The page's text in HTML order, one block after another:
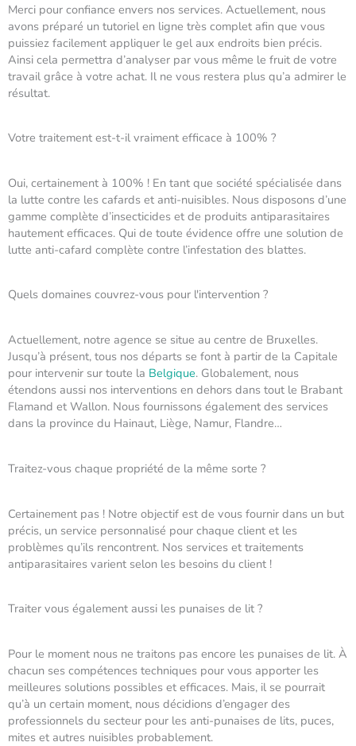
Merci pour confiance envers nos services. Actuellement, nous
avons préparé un tutoriel en ligne très complet afin que vous
puissiez facilement appliquer le gel aux endroits bien précis.
Ainsi cela permettra d’analyser par vous même le fruit de votre
travail grâce à votre achat. Il ne vous restera plus qu’a admirer le
résultat.
Votre traitement est-t-il vraiment efficace à 100% ?
Oui, certainement à 100% ! En tant que société spécialisée dans
la lutte contre les cafards et anti-nuisibles. Nous disposons d’une
gamme complète d’insecticides et de produits antiparasitaires
hautement efficaces. Qui de toute évidence offre une solution de
lutte anti-cafard complète contre l’infestation des blattes.
Quels domaines couvrez-vous pour l'intervention ?
Actuellement, notre agence se situe au centre de Bruxelles.
Jusqu’à présent, tous nos départs se font à partir de la Capitale
pour intervenir sur toute la Belgique. Globalement, nous
étendons aussi nos interventions en dehors dans tout le Brabant
Flamand et Wallon. Nous fournissons également des services
dans la province du Hainaut, Liège, Namur, Flandre…
Traitez-vous chaque propriété de la même sorte ?
Certainement pas ! Notre objectif est de vous fournir dans un but
précis, un service personnalisé pour chaque client et les
problèmes qu’ils rencontrent. Nos services et traitements
antiparasitaires varient selon les besoins du client !
Traiter vous également aussi les punaises de lit ?
Pour le moment nous ne traitons pas encore les punaises de lit. À
chacun ses compétences techniques pour vous apporter les
meilleures solutions possibles et efficaces. Mais, il se pourrait
qu’à un certain moment, nous décidions d’engager des
professionnels du secteur pour les anti-punaises de lits, puces,
mites et autres nuisibles probablement.